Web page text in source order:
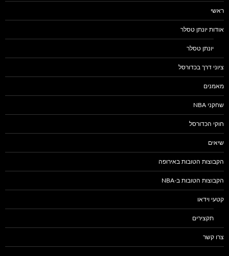
ראשי
אודות יונתן טסלר
יונתן טסלר
ציוני דרך בכדורסל
מאמנים
שחקני NBA
חוקי הכדורסל
שיאים
הקבוצות הטובות באירופה
הקבוצות הטובות ב-NBA
קטעי וידאו
תקצירים
צרו קשר